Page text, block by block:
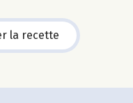
la recette